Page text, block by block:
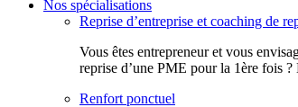
Nos spécialisations
Reprise d’entreprise et coaching de
Vous êtes entrepreneur et vous
reprise d’une PME pour la 1ère fois ?
Renfort ponctuel